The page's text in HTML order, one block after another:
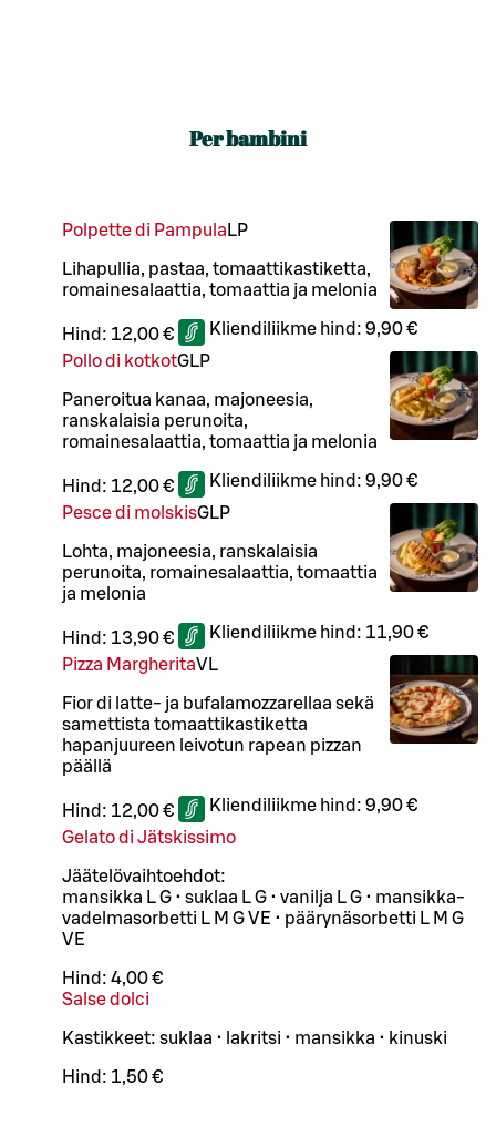
Per bambini
Polpette di Pampula LP
Lihapullia, pastaa, tomaattikastiketta,
romainesalaattia, tomaattia ja melonia
Hind: 12,00 € Kliendiliikme hind: 9,90 €
Pollo di kotkotGLP
Paneroitua kanaa, majoneesia,
ranskalaisia perunoita,
romainesalaattia, tomaattia ja melonia
Hind: 12,00 € Kliendiliikme hind: 9,90 €
Pesce di molskisGLP
Lohta, majoneesia, ranskalaisia
perunoita, romainesalaattia, tomaattia
ja melonia
Hind: 13,90 € Kliendiliikme hind: 11,90 €
Pizza MargheritaVL
Fior di latte- ja bufalamozzarellaa sekä
samettista tomaattikastiketta
hapanjuureen leivotun rapean pizzan
päällä
Hind: 12,00 € Kliendiliikme hind: 9,90 €
Gelato di Jätskissimo
Jäätelövaihtoehdot:
mansikka L G • suklaa L G • vanilja L G • mansikka-
vadelmasorbetti L M G VE • päärynäsorbetti L M G
VE
Hind: 4,00 €
Salse dolci
Kastikkeet: suklaa • lakritsi • mansikka • kinuski
Hind: 1,50 €